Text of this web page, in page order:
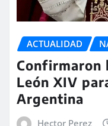
ACTUALIDAD
Confirmaron
León XIV
Argentina
Hector Perez